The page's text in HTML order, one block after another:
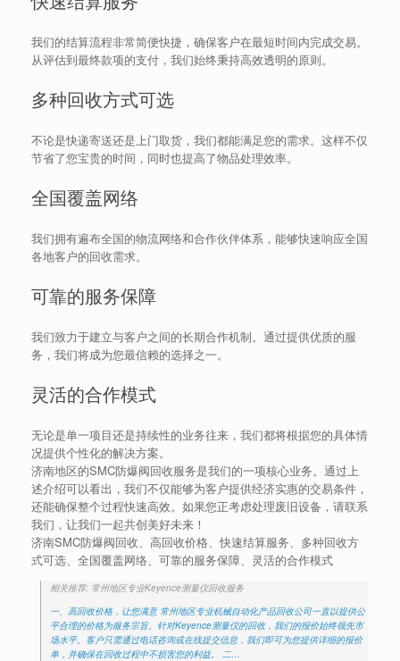
我们的结算流程非常简便快捷，确保客户在最短时间内完成交易。
从评估到最终款项的支付，我们始终秉持高效透明的原则。
多种回收方式可选
不论是快递寄送还是上门取货，我们都能满足您的需求。这样不仅
节省了您宝贵的时间，同时也提高了物品处理效率。
全国覆盖网络
我们拥有遍布全国的物流网络和合作伙伴体系，能够快速响应全国
各地客户的回收需求。
可靠的服务保障
我们致力于建立与客户之间的长期合作机制。通过提供优质的服
务，我们将成为您最信赖的选择之一。
灵活的合作模式
无论是单一项目还是持续性的业务往来，我们都将根据您的具体情
况提供个性化的解决方案。
济南地区的SMC防爆阀回收服务是我们的一项核心业务。通过上
述介绍可以看出，我们不仅能够为客户提供经济实惠的交易条件，
还能确保整个过程快速高效。如果您正考虑处理废旧设备，请联系
我们，让我们一起共创美好未来！
济南SMC防爆阀回收、高回收价格、快速结算服务、多种回收方
式可选、全国覆盖网络、可靠的服务保障、灵活的合作模式
相关推荐: 常州地区专业Keyence测量仪回收服务
一、高回收价格，让您满意 常州地区专业机械自动化产品回收公司一直以提供公
平合理的价格为服务宗旨。针对Keyence测量仪的回收，我们的报价始终领先市
场水平。客户只需通过电话咨询或在线提交信息，我们即可为您提供详细的报价
单，并确保在回收过程中不损害您的利益。 二…